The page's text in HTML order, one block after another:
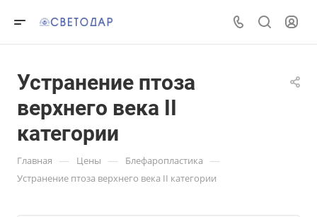
Устранение птоза
верхнего века II
категории
Главная — Цены — Блефаропластика —
Устранение птоза верхнего века II категории